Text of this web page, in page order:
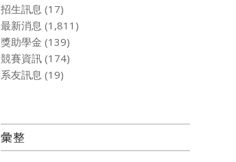
招生訊息 (17)
最新消息 (1,811)
獎助學金 (139)
競賽資訊 (174)
系友訊息 (19)
彙整